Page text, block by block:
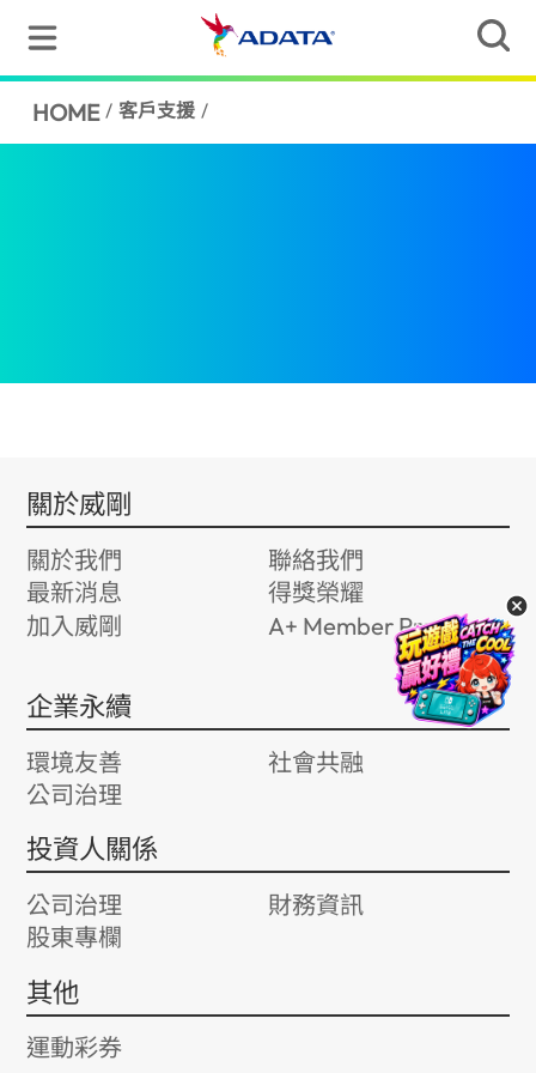
HOME / 客戶支援 /
關於威剛
關於我們
聯絡我們
最新消息
得獎榮耀
加入威剛
A+ Member Program
企業永續
環境友善
社會共融
公司治理
投資人關係
公司治理
財務資訊
股東專欄
其他
運動彩券